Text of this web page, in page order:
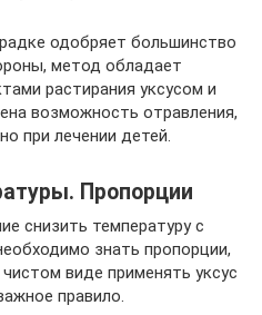
одобряет большинство
метод обладает
растирания уксусом и
возможность отравления,
при лечении детей.
Пропорции
снизить температуру с
знать пропорции,
виде применять уксус
правило.